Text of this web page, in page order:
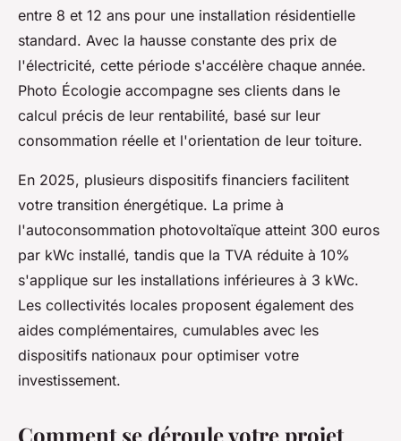
entre 8 et 12 ans pour une installation résidentielle
standard. Avec la hausse constante des prix de
l'électricité, cette période s'accélère chaque année.
Photo Écologie accompagne ses clients dans le
calcul précis de leur rentabilité, basé sur leur
consommation réelle et l'orientation de leur toiture.
En 2025, plusieurs dispositifs financiers facilitent
votre transition énergétique. La prime à
l'autoconsommation photovoltaïque atteint 300 euros
par kWc installé, tandis que la TVA réduite à 10%
s'applique sur les installations inférieures à 3 kWc.
Les collectivités locales proposent également des
aides complémentaires, cumulables avec les
dispositifs nationaux pour optimiser votre
investissement.
Comment se déroule votre projet